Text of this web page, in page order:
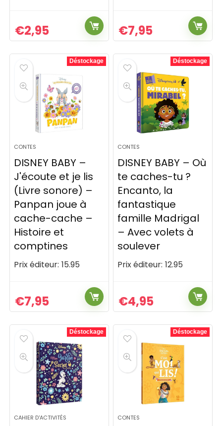
€2,95 €7,95
Déstockage
CONTES
DISNEY BABY –
J'écoute et je lis
(Livre sonore) –
Panpan joue à
cache-cache –
Histoire et
comptines
Prix éditeur: 15.95
€7,95
Déstockage
CONTES
DISNEY BABY – Où
te caches-tu ?
Encanto, la
fantastique
famille Madrigal
– Avec volets à
soulever
Prix éditeur: 12.95
€4,95
Déstockage
CAHIER D'ACTIVITÉS
Déstockage
CONTES